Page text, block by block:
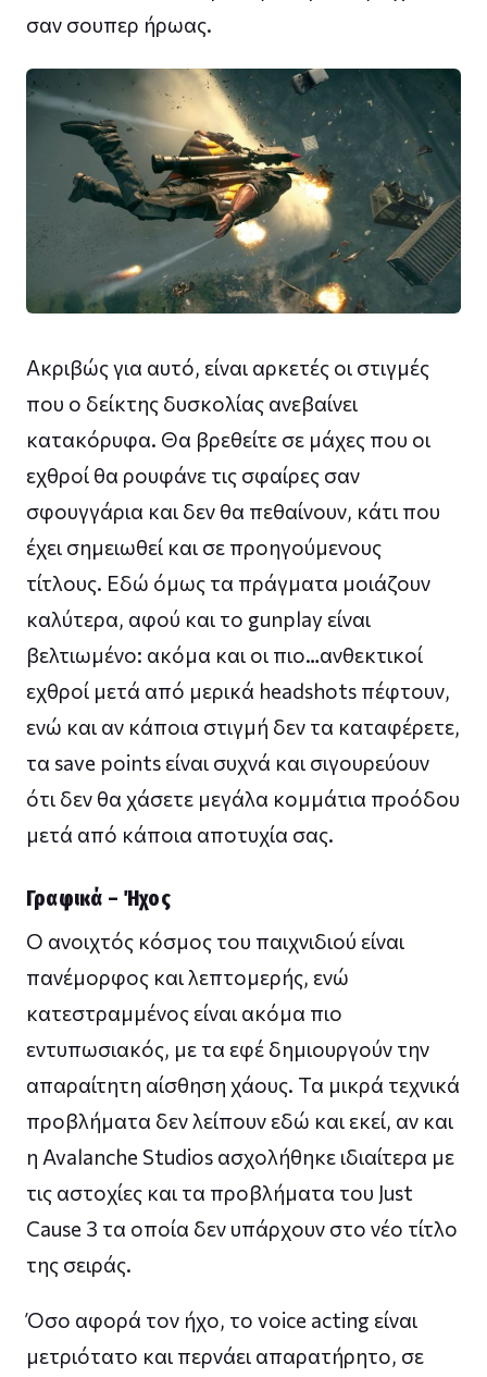
σαν σουπερ ήρωας.
Ακριβώς για αυτό, είναι αρκετές οι στιγμές
που ο δείκτης δυσκολίας ανεβαίνει
κατακόρυφα. Θα βρεθείτε σε μάχες που οι
εχθροί θα ρουφάνε τις σφαίρες σαν
σφουγγάρια και δεν θα πεθαίνουν, κάτι που
έχει σημειωθεί και σε προηγούμενους
τίτλους. Εδώ όμως τα πράγματα μοιάζουν
καλύτερα, αφού και το gunplay είναι
βελτιωμένο: ακόμα και οι πιο…ανθεκτικοί
εχθροί μετά από μερικά headshots πέφτουν,
ενώ και αν κάποια στιγμή δεν τα καταφέρετε,
τα save points είναι συχνά και σιγουρεύουν
ότι δεν θα χάσετε μεγάλα κομμάτια προόδου
μετά από κάποια αποτυχία σας.
Γραφικά – Ήχος
Ο ανοιχτός κόσμος του παιχνιδιού είναι
πανέμορφος και λεπτομερής, ενώ
κατεστραμμένος είναι ακόμα πιο
εντυπωσιακός, με τα εφέ δημιουργούν την
απαραίτητη αίσθηση χάους. Τα μικρά τεχνικά
προβλήματα δεν λείπουν εδώ και εκεί, αν και
η Avalanche Studios ασχολήθηκε ιδιαίτερα με
τις αστοχίες και τα προβλήματα του Just
Cause 3 τα οποία δεν υπάρχουν στο νέο τίτλο
της σειράς.
Όσο αφορά τον ήχο, το voice acting είναι
μετριότατο και περνάει απαρατήρητο, σε